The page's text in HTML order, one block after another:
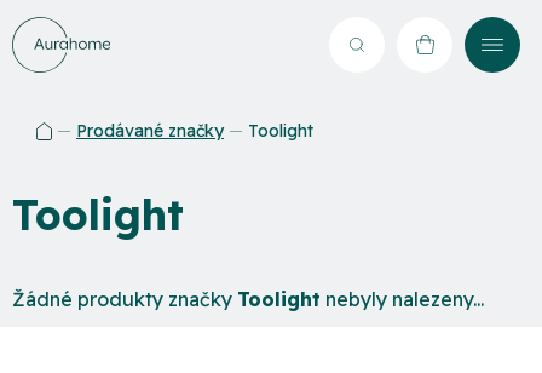
Přejít
na
obsah
Hledat NÁKUPNÍ
Prodávané značky Toolight
Toolight
Žádné produkty značky Toolight nebyly nalezeny...